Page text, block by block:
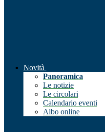
Novità
Panoramica
Le notizie
Le circolari
Calendario eventi
Albo online